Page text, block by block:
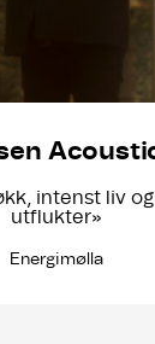
intenst liv
utflukter»
Energimølla